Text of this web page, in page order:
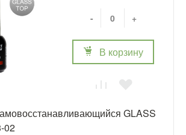
- +
В корзину
GLASS
02